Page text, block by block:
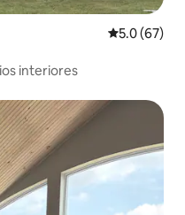
Calificación
5.0 (67)
interiores